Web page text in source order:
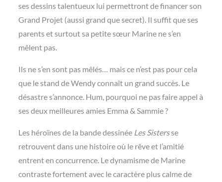
ses dessins talentueux lui permettront de financer son
Grand Projet (aussi grand que secret). Il suffit que ses
parents et surtout sa petite sœur Marine ne s’en
mêlent pas.
Ils ne s’en sont pas mêlés… mais ce n’est pas pour cela
que le stand de Wendy connaît un grand succès. Le
désastre s’annonce. Hum, pourquoi ne pas faire appel à
ses deux meilleures amies Emma & Sammie ?
Les héroïnes de la bande dessinée Les Sistersse
retrouvent dans une histoire où le rêve et l’amitié
entrent en concurrence. Le dynamisme de Marine
contraste fortement avec le caractère plus calme de